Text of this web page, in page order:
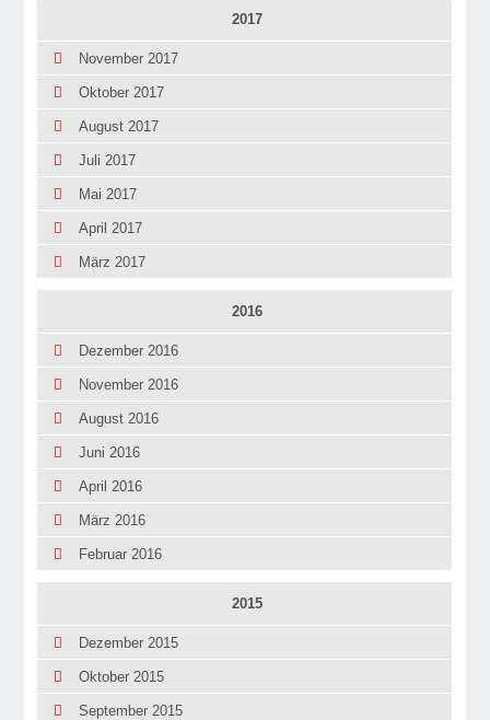
2017
November 2017
Oktober 2017
August 2017
Juli 2017
Mai 2017
April 2017
März 2017
2016
Dezember 2016
November 2016
August 2016
Juni 2016
April 2016
März 2016
Februar 2016
2015
Dezember 2015
Oktober 2015
September 2015